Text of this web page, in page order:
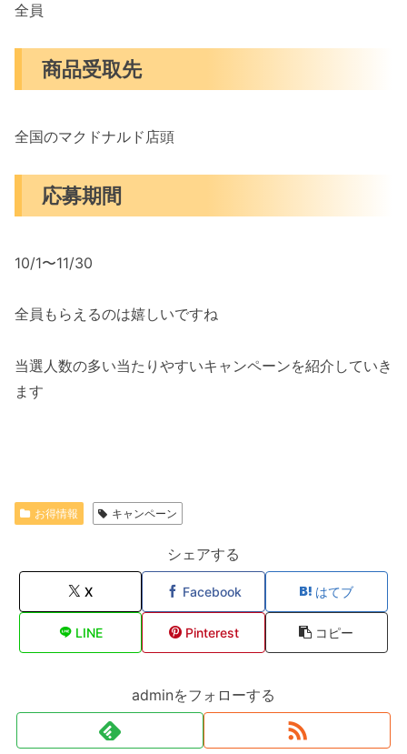
全員
商品受取先
全国のマクドナルド店頭
応募期間
10/1〜11/30
全員もらえるのは嬉しいですね
当選人数の多い当たりやすいキャンペーンを紹介していき
ます
お得情報 キャンペーン
シェアする
X Facebook はてブ
LINE Pinterest コピー
adminをフォローする